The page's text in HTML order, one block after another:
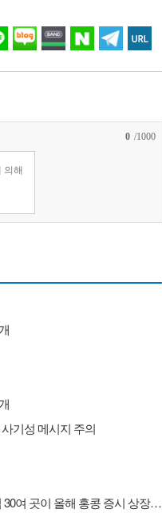
0 /1000
기성 메시지 주의
[홍콩증시] 홍콩투자공사 투자 기업 30여 곳이 올해 홍콩 증시 상장을 준비 중